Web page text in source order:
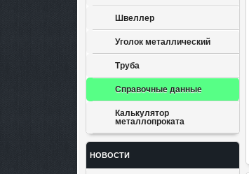
Швеллер
Уголок металлический
Труба
Справочные данные
Калькулятор
металлопроката
НОВОСТИ